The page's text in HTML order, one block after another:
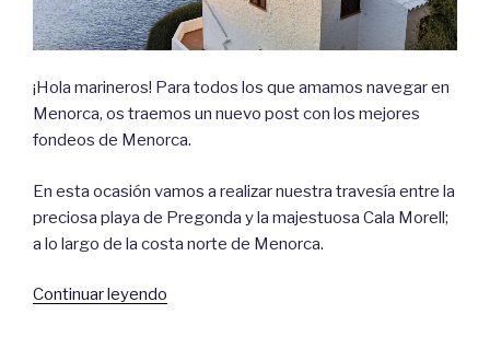
¡Hola marineros! Para todos los que amamos navegar en
Menorca, os traemos un nuevo post con los mejores
fondeos de Menorca.
En esta ocasión vamos a realizar nuestra travesía entre la
preciosa playa de Pregonda y la majestuosa Cala Morell;
a lo largo de la costa norte de Menorca.
Continuar leyendo